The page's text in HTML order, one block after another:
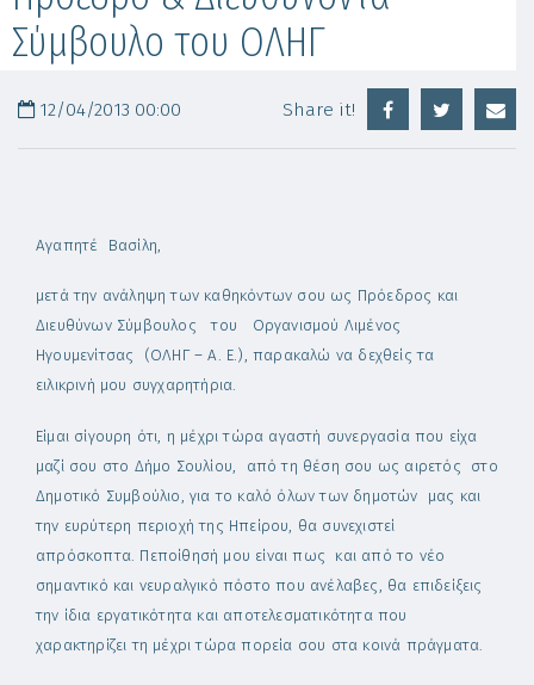
Σύμβουλο του ΟΛΗΓ
12/04/2013 00:00 Share it!
Αγαπητέ Βασίλη,
μετά την ανάληψη των καθηκόντων σου ως Πρόεδρος και
Διευθύνων Σύμβουλος του Οργανισμού Λιμένος
Ηγουμενίτσας (ΟΛΗΓ – Α. Ε.), παρακαλώ να δεχθείς τα
ειλικρινή μου συγχαρητήρια.
Είμαι σίγουρη ότι, η μέχρι τώρα αγαστή συνεργασία που είχα
μαζί σου στο Δήμο Σουλίου, από τη θέση σου ως αιρετός στο
Δημοτικό Συμβούλιο, για το καλό όλων των δημοτών μας και
την ευρύτερη περιοχή της Ηπείρου, θα συνεχιστεί
απρόσκοπτα. Πεποίθησή μου είναι πως και από το νέο
σημαντικό και νευραλγικό πόστο που ανέλαβες, θα επιδείξεις
την ίδια εργατικότητα και αποτελεσματικότητα που
χαρακτηρίζει τη μέχρι τώρα πορεία σου στα κοινά πράγματα.